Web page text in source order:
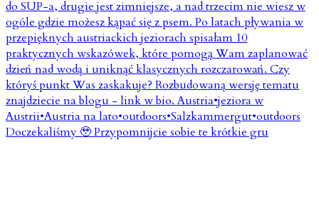
Doczekaliśmy 🥹 Przypomnijcie sobie te krótkie gru